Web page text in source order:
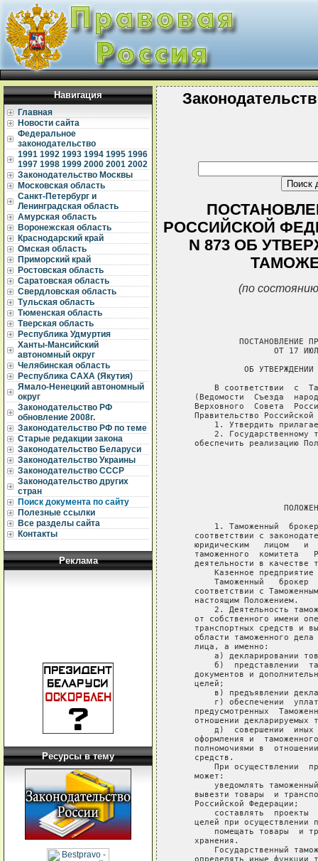
Навигация
Главная
Новости сайта
Федеральное
законодательство
1991 1992 1993 1994 1995 1996
1997 1998 1999 2000 2001 2002
Законодательство Москвы
Московская область
Санкт-Петербург и
Ленинградская область
Амурская область
Воронежская область
Краснодарский край
Омская область
Приморский край
Ростовская область
Саратовская область
Свердловская область
Тульская область
Тюменская область
Тверская область
Республика Удмуртия
Ханты-Мансийский
автономный округ
Челябинская область
Республика САХА (Якутия)
Ямало-Ненецкий автономный
округ
Законодательство РФ
обновление 2008г.
Законодательство РФ по теме
Старые редакции закона
Законодательство Беларуси
Законодательство Украины
Законодательство СССР
Законодательство других
стран
Поиск документа по сайту
Полезные ссылки
Все разделы сайта
Контакты
Реклама
Ресурсы в тему
РОССИЙСКОЙ
N 873 ОБ
(по